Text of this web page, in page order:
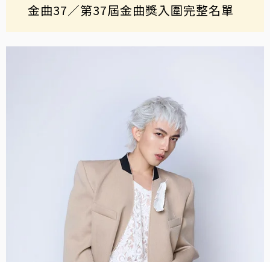
金曲37／第37屆金曲獎入圍完整名單